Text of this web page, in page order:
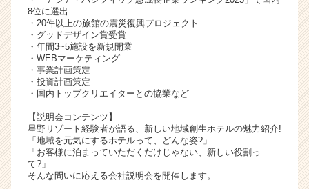
ャ
リ
ア
e
r
C
a
e
8位に選出
・20件以上の旅館の震災復興プロジェクト
・グッドデザイン賞受賞
・年間3~5施設を新規開業
・WEBマーケティング
・事業計画策定
・投資計画策定
・国内トップクリエイターとの協業など
【説明会コンテンツ】
星野リゾート経験者が語る、新しい地域創生ホテルの魅力紹介!
「地域を元気にするホテルって、どんな姿?」
「お客様に泊まっていただくだけじゃない、新しい役割っ
て?」
そんな問いに応える会社説明会を開催します。